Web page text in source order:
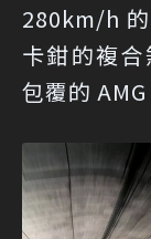
280km/h
卡鉗的複
包覆的